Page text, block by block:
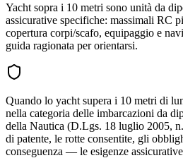
Yacht sopra i 10 metri sono unità da
assicurative specifiche: massimali RC
copertura corpi/scafo, equipaggio e
guida ragionata per orientarsi.
Quando lo yacht supera i 10 metri di
nella categoria delle imbarcazioni da
della Nautica (D.Lgs. 18 luglio 2005,
di patente, le rotte consentite, gli
conseguenza — le esigenze